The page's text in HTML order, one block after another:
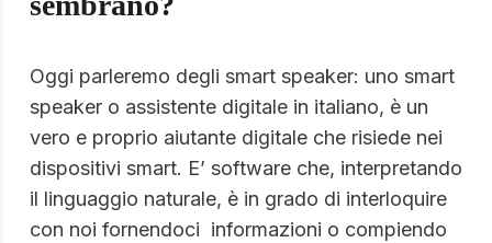
Oggi parleremo degli smart speaker: uno smart
speaker o assistente digitale in italiano, è un
vero e proprio aiutante digitale che risiede nei
dispositivi smart. E’ software che, interpretando
il linguaggio naturale, è in grado di interloquire
con noi fornendoci informazioni o compiendo